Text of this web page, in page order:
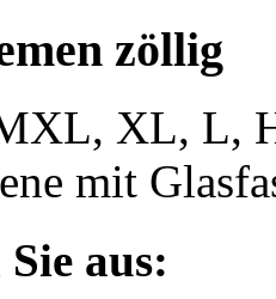
zöllig
XL, L,
mit
aus: